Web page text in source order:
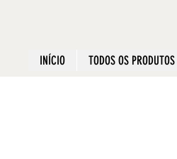
INÍCIO TODOS OS PRODUTOS